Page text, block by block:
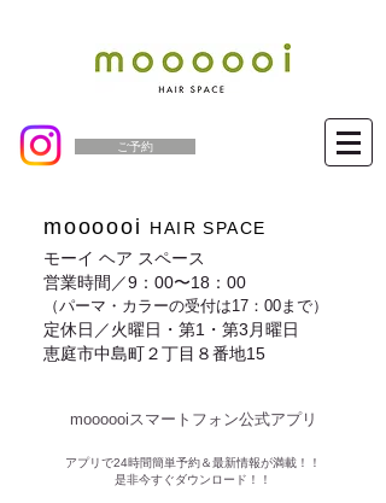
ご予約
moooooi
HAIR SPACE
モーイ ヘア スペース
営業時間／9：00〜18：00
（パーマ・カラーの受付は17：00まで）
定休日／火曜日・第1・第3月曜日
恵庭市中島町２丁目８番地15
moooooiスマートフォン公式アプリ​
​アプリで24時間簡単予約＆最新情報が満載！！
是非今すぐダウンロード！！